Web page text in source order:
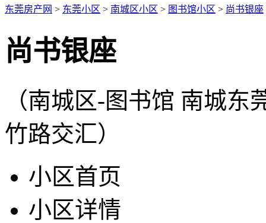
东莞房产网 > 东莞小区 > 南城区小区 > 图书馆小区 > 尚书银座
尚书银座
（南城区-图书馆 南城
竹路交汇）
小区首页
小区详情